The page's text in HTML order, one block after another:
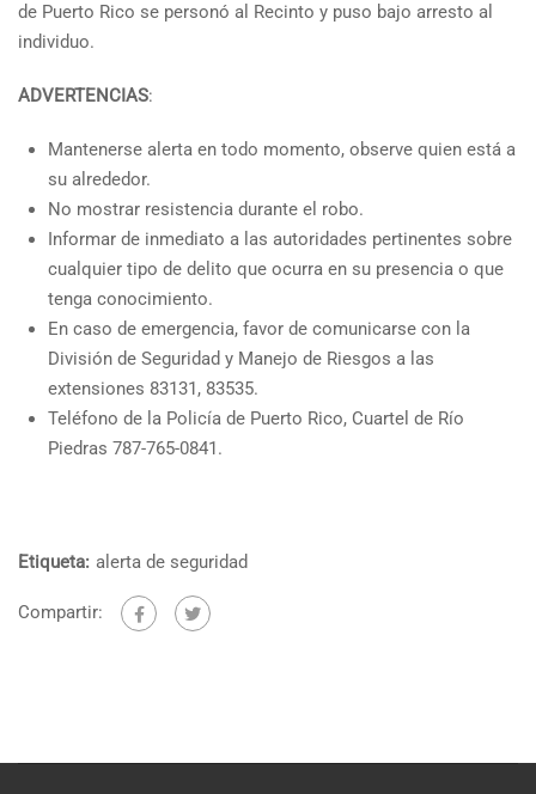
de Puerto Rico se personó al Recinto y puso bajo arresto al
individuo.
ADVERTENCIAS:
Mantenerse alerta en todo momento, observe quien está a
su alrededor.
No mostrar resistencia durante el robo.
Informar de inmediato a las autoridades pertinentes sobre
cualquier tipo de delito que ocurra en su presencia o que
tenga conocimiento.
En caso de emergencia, favor de comunicarse con la
División de Seguridad y Manejo de Riesgos a las
extensiones 83131, 83535.
Teléfono de la Policía de Puerto Rico, Cuartel de Río
Piedras 787-765-0841.
Etiqueta: alerta de seguridad
Compartir: